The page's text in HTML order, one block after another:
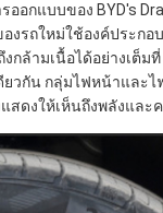
กแบบของ BYD's
ใหม่ใช้องค์ประกอ
กล้ามเนื้อได้อย่างเต็มที่
กัน กลุ่มไฟหน้าและ
ดงให้เห็นถึงพลังและค